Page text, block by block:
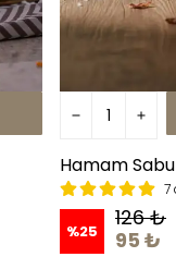
Hamam
7
%25
126 ₺
95 ₺